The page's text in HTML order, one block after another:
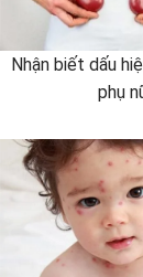
Nhận biết dấu
phụ